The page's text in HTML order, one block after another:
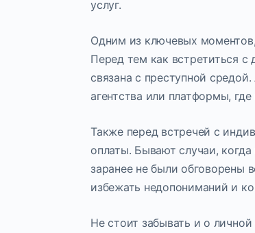
услуг.
Одним из ключевых
Перед тем как встретиться с
связана с преступной
агентства или платформы,
Также перед встречей с
оплаты. Бывают случаи,
заранее не были обговорены
избежать недопониманий и
Не стоит забывать и о